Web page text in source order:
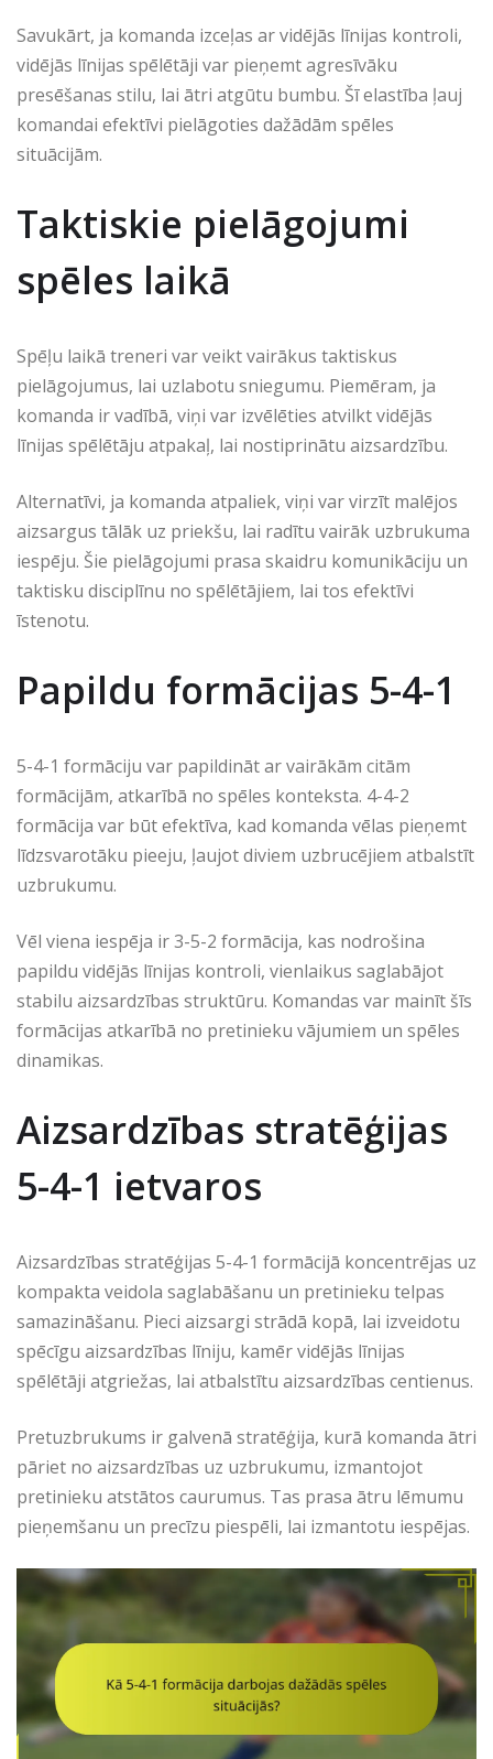
Savukārt, ja komanda izceļas ar vidējās līnijas kontroli,
vidējās līnijas spēlētāji var pieņemt agresīvāku
presēšanas stilu, lai ātri atgūtu bumbu. Šī elastība ļauj
komandai efektīvi pielāgoties dažādām spēles
situācijām.
Taktiskie pielāgojumi
spēles laikā
Spēļu laikā treneri var veikt vairākus taktiskus
pielāgojumus, lai uzlabotu sniegumu. Piemēram, ja
komanda ir vadībā, viņi var izvēlēties atvilkt vidējās
līnijas spēlētāju atpakaļ, lai nostiprinātu aizsardzību.
Alternatīvi, ja komanda atpaliek, viņi var virzīt malējos
aizsargus tālāk uz priekšu, lai radītu vairāk uzbrukuma
iespēju. Šie pielāgojumi prasa skaidru komunikāciju un
taktisku disciplīnu no spēlētājiem, lai tos efektīvi
īstenotu.
Papildu formācijas 5-4-1
5-4-1 formāciju var papildināt ar vairākām citām
formācijām, atkarībā no spēles konteksta. 4-4-2
formācija var būt efektīva, kad komanda vēlas pieņemt
līdzsvarotāku pieeju, ļaujot diviem uzbrucējiem atbalstīt
uzbrukumu.
Vēl viena iespēja ir 3-5-2 formācija, kas nodrošina
papildu vidējās līnijas kontroli, vienlaikus saglabājot
stabilu aizsardzības struktūru. Komandas var mainīt šīs
formācijas atkarībā no pretinieku vājumiem un spēles
dinamikas.
Aizsardzības stratēģijas
5-4-1 ietvaros
Aizsardzības stratēģijas 5-4-1 formācijā koncentrējas uz
kompakta veidola saglabāšanu un pretinieku telpas
samazināšanu. Pieci aizsargi strādā kopā, lai izveidotu
spēcīgu aizsardzības līniju, kamēr vidējās līnijas
spēlētāji atgriežas, lai atbalstītu aizsardzības centienus.
Pretuzbrukums ir galvenā stratēģija, kurā komanda ātri
pāriet no aizsardzības uz uzbrukumu, izmantojot
pretinieku atstātos caurumus. Tas prasa ātru lēmumu
pieņemšanu un precīzu piespēli, lai izmantotu iespējas.